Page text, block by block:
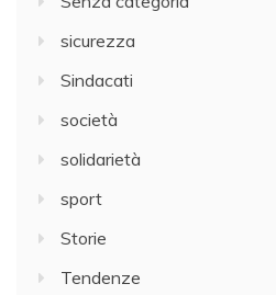
sicurezza
Sindacati
società
solidarietà
sport
Storie
Tendenze